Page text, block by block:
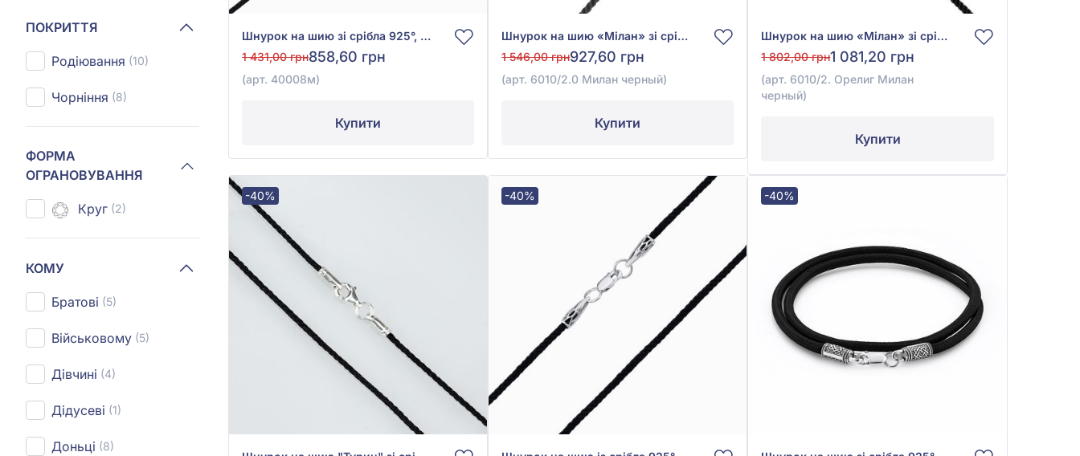
ПОКРИТТЯ
Родіювання (10)
Чорніння (8)
ФОРМА
ОГРАНОВУВАННЯ
Круг (2)
КОМУ
Братові (5)
Військовому (5)
Дівчині (4)
Дідусеві (1)
Доньці (8)
Шнурок на шию зі срібла 925°, арт. 40008м
1 431,00 грн858,60 грн
(арт. 40008м)
Купити
Шнурок на шию «Мілан» зі срібла 925° з Чорним Текстилем, арт. 6010/2.0 Милан черный
1 546,00 грн927,60 грн
(арт. 6010/2.0 Милан черный)
Купити
Шнурок на шию «Мілан» зі срібла 925° з Чорним Текстилем, арт. 6010/2
1 802,00 грн1 081,20 грн
(арт. 6010/2. Орелиг Милан
черный)
Купити
-40% -40% -40%